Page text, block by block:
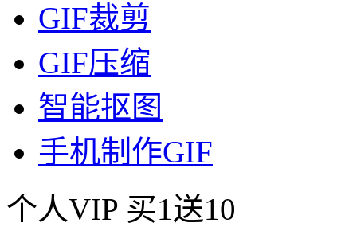
GIF裁剪
GIF压缩
智能抠图
手机制作GIF
个人VIP 买1送10